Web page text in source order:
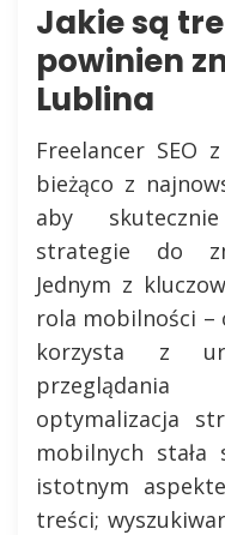
Jakie są
powinien
Lublina
Freelancer SEO
bieżąco z
aby
strategie do
Jednym z
rola mobilności –
korzysta z
optymalizacja
mobilnych
istotnym
treści;